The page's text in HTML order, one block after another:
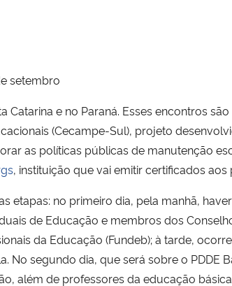
setembro
Catarina e no Paraná. Esses encontros
(Cecampe-Sul), projeto
as políticas públicas de manutenção
, instituição que vai emitir certificados aos
etapas: no primeiro dia, pela manhã,
de Educação e membros dos
da Educação (Fundeb); à tarde,
No segundo dia, que será sobre o
além de professores da educação